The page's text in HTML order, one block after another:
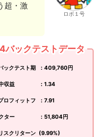
超・激
ロボ１号
バックテストデータ
ックテスト期
収益
ロフィットフ
ター
スクリターン
：409,760 円
：1.34
：7.91
：51,804円
(9.99%)